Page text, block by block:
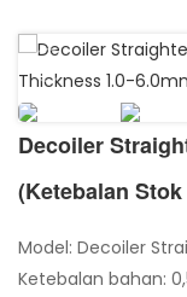
Decoiler
(Ketebalan Stok
Model: Decoiler
Ketebalan bahan: